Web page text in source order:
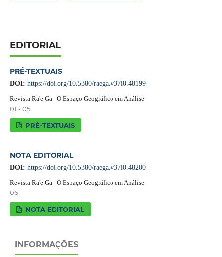
EDITORIAL
PRÉ-TEXTUAIS
DOI: https://doi.org/10.5380/raega.v37i0.48199
Revista Ra'e Ga - O Espaço Geográfico em Análise
01 - 05
PRÉ-TEXTUAIS
NOTA EDITORIAL
DOI: https://doi.org/10.5380/raega.v37i0.48200
Revista Ra'e Ga - O Espaço Geográfico em Análise
06
NOTA EDITORIAL
INFORMAÇÕES